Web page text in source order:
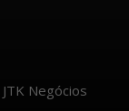
Negócios